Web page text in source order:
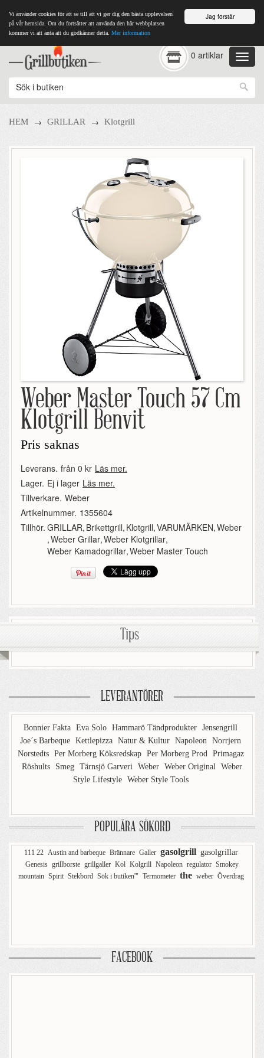
Jag förstår
Vi använder cookies för att se till att vi ger dig den bästa upplevelsen
på vår hemsida. Om du fortsätter att använda den här webbplatsen
kommer vi att anta att du godkänner detta. Mer information
0 artiklar
HEM → GRILLAR → Klotgrill
Weber Master Touch 57 Cm
Klotgrill Benvit
Pris saknas
Leverans. från 0 kr Läs mer.
Lager. Ej i lager Läs mer.
Tillverkare. Weber
Artikelnummer. 1355604
Tillhör. GRILLAR, Brikettgrill, Klotgrill,VARUMÄRKEN,Weber
,Weber Grillar,Weber Klotgrillar,
Weber Kamadogrillar,Weber Master Touch
Tips
LEVERANTÖRER
Bonnier Fakta Eva Solo Hammarö Tändprodukter Jensengrill
Joe´s Barbeque Kettlepizza Natur & Kultur Napoleon Norrjern
Norstedts Per Morberg Köksredskap Per Morberg Prod Primagaz
Röshults
Smeg Tärnsjö Garveri Weber Weber Original Weber
Style Lifestyle Weber Style Tools
POPULÄRA SÖKORD
111 22 Austin and barbeque Brännare Galler gasolgrill gasolgrillar
Genesis grillborste grillgaller Kol Kolgrill Napoleon regulator Smokey
mountain Spirit Stekbord Sök i butiken'" Termometer the weber Överdrag
FACEBOOK